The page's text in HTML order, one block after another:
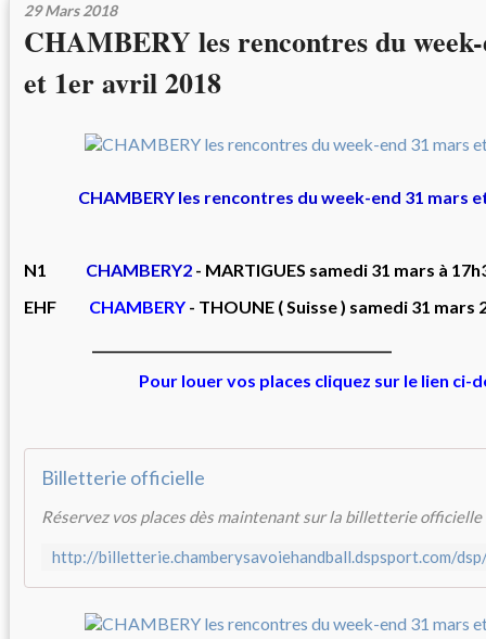
29 Mars 2018
CHAMBERY les rencontres du
et 1er avril 2018
CHAMBERY les rencontres du week-end 31 mars
N1 CHAMBERY2 - MARTIGUES samedi 31 mars à
EHF CHAMBERY - THOUNE ( Suisse ) samedi 31 mars
Pour louer vos places cliquez sur le lien ci-
Billetterie officielle
Réservez vos places dès maintenant sur la billetterie officielle